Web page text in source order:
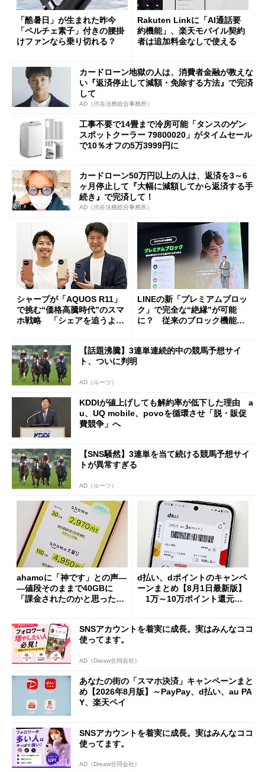
「酷暑日」が生まれた昨今
「ペルチェ素子」付きの腰掛
けファンなら乗り切れる？
Rakuten Linkに「AI通話要
約機能」、楽天モバイル契約
者は追加料金なしで使える
カードローン地獄の人は、消費者金融が教えな
い『返済停止して減額・免除する方法』で完済
して
AD（渋谷法務総合事務所）
工事不要で14畳まで冷房可能「タンスのゲン
スポットクーラー 79800020」がタイムセール
で10％オフの5万3999円に
カードローン50万円以上の人は、返済を3～6
ヶ月停止して『大幅に減額してから返済する手
続き』で完済して！
AD（渋谷法務総合事務所）
シャープが「AQUOS R11」
で挑む“価格高騰時代”のスマ
ホ戦略 「シェアを追うより
LINEの新「プレミアムブロッ
ク」で完全な“絶縁”が可能
に？ 従来のブロック機能と
【話題沸騰】3連単連続的中の競馬予想サイ
ト、ついに判明
AD（ルーツ）
KDDIが値上げしても解約率が低下した理由 a
u、UQ mobile、povoを循環させ「脱・販促
費競争」へ
【SNS騒然】3連単を当て続ける競馬予想サイ
トが異常すぎる
AD（ルーツ）
ahamoに「神です」との声―
―値段そのままで40GBに
「課金されたのかと思った」
d払い、dポイントのキャンペ
ーンまとめ【8月1日最新版】
1万～10万ポイント還元の
SNSアカウントを着実に成長。実はみんなココ
使ってます。
AD（Dreaw合同会社）
あなたの街の「スマホ決済」キャンペーンまと
め【2026年8月版】～PayPay、d払い、au PA
Y、楽天ペイ
SNSアカウントを着実に成長。実はみんなココ
使ってます。
AD（Dreaw合同会社）